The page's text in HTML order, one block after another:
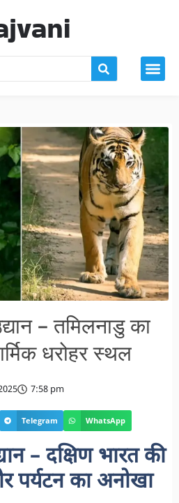
– तमिलनाडु का
धरोहर स्थल
7:58 pm
Telegram WhatsApp
– दक्षिण भारत की
पर्यटन का अनोखा